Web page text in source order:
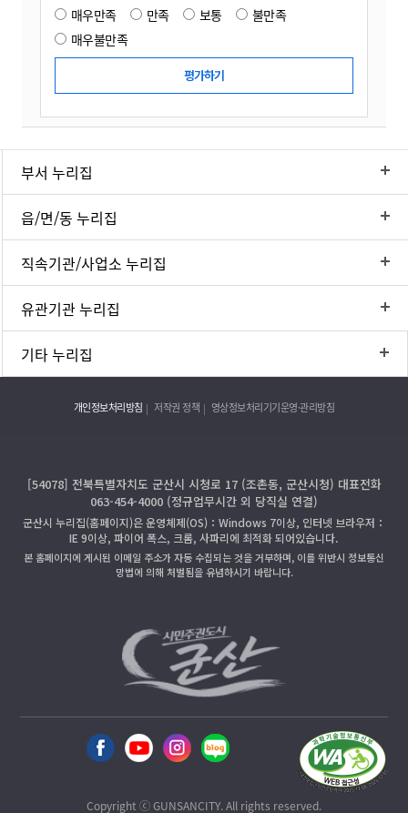
매우만족 만족 보통
불만족
매우불만족
부서 누리집
읍/면/동 누리집
직속기관/사업소 누리집
유관기관 누리집
기타 누리집
개인정보처리방침 저작권 정책 영상정보처리기기운영·관리방침
[54078] 전북특별자치도 군산시 시청로 17 (조촌동, 군산시청) 대표전화
063-454-4000 (정규업무시간 외 당직실 연결)
군산시 누리집(홈페이지)은 운영체제(OS)：Windows 7이상, 인터넷 브라우저：
IE 9이상, 파이어 폭스, 크롬, 사파리에 최적화 되어있습니다.
본 홈페이지에 게시된 이메일 주소가 자동 수집되는 것을 거부하며, 이를 위반시 정보통신
망법에 의해 처벌됨을 유념하시기 바랍니다.
Copyright ⓒ GUNSANCITY. All rights reserved.